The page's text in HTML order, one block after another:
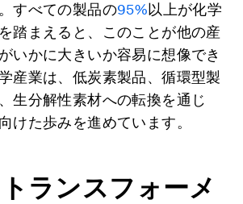
すべての製品の95%以上が化学
踏まえると、このことが他の産
いかに大きいか容易に想像でき
産業は、低炭素製品、循環型製
生分解性素材への転換を通じ
けた歩みを進めています。
ランスフォーメ